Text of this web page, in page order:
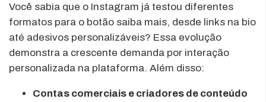
Você sabia que o Instagram já testou diferentes
formatos para o botão saiba mais, desde links na bio
até adesivos personalizáveis? Essa evolução
demonstra a crescente demanda por interação
personalizada na plataforma. Além disso:
Contas comerciais e criadores de conteúdo